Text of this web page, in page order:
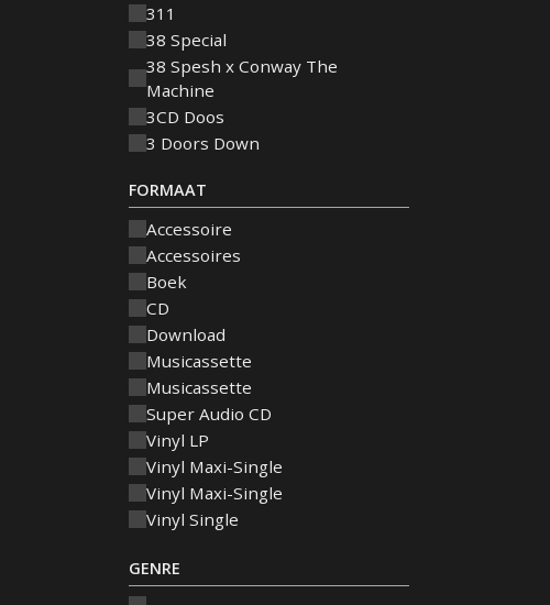
311
38 Special
38 Spesh x Conway The
Machine
3CD Doos
3 Doors Down
FORMAAT
Accessoire
Accessoires
Boek
CD
Download
Musicassette
Musicassette
Super Audio CD
Vinyl LP
Vinyl Maxi-Single
Vinyl Maxi-Single
Vinyl Single
GENRE